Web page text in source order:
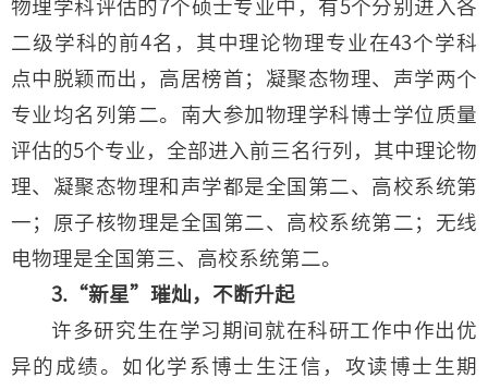
物理学科评估的7个硕士专业中，有5个分别进入各
二级学科的前4名，其中理论物理专业在43个学科
点中脱颖而出，高居榜首；凝聚态物理、声学两个
专业均名列第二。南大参加物理学科博士学位质量
评估的5个专业，全部进入前三名行列，其中理论物
理、凝聚态物理和声学都是全国第二、高校系统第
一；原子核物理是全国第二、高校系统第二；无线
电物理是全国第三、高校系统第二。
3.“新星”璀灿，不断升起
许多研究生在学习期间就在科研工作中作出优
异的成绩。如化学系博士生汪信，攻读博士生期